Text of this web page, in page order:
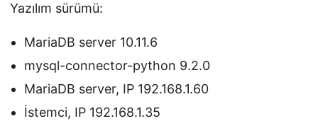
Yazılım sürümü:
MariaDB server 10.11.6
mysql-connector-python 9.2.0
MariaDB server, IP 192.168.1.60
İstemci, IP 192.168.1.35